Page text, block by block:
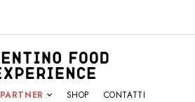
PARTNER SHOP CONTATTI